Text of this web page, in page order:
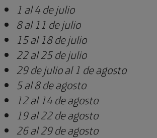
1 al 4 de julio
8 al 11 de julio
15 al 18 de julio
22 al 25 de julio
29 de julio al 1 de agosto
5 al 8 de agosto
12 al 14 de agosto
19 al 22 de agosto
26 al 29 de agosto